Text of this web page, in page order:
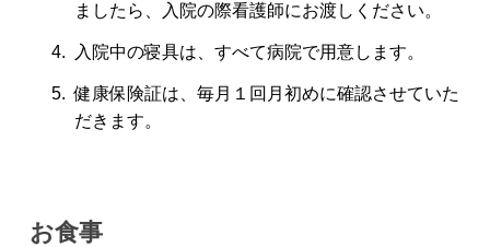
ましたら、入院の際看護師にお渡しください。
入院中の寝具は、すべて病院で用意します。
健康保険証は、毎月１回月初めに確認させていた
だきます。
お食事